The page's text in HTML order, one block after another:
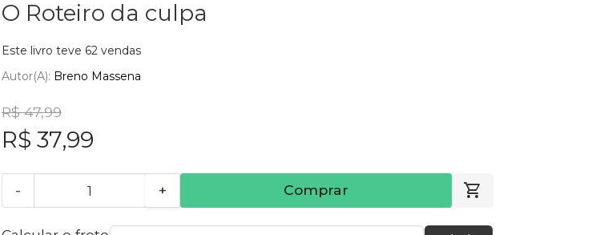
O Roteiro da culpa
Este livro teve 62 vendas
Autor(a): Breno Massena
R$ 47,99
R$ 37,99
- + Comprar